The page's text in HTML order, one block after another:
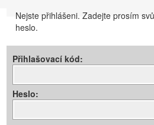
Nejste přihlášeni. Zadejte prosím
heslo.
Přihlašovací kód:
Heslo: